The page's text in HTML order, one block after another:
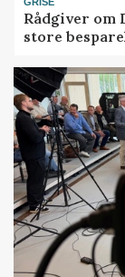
Rådgiver om
store